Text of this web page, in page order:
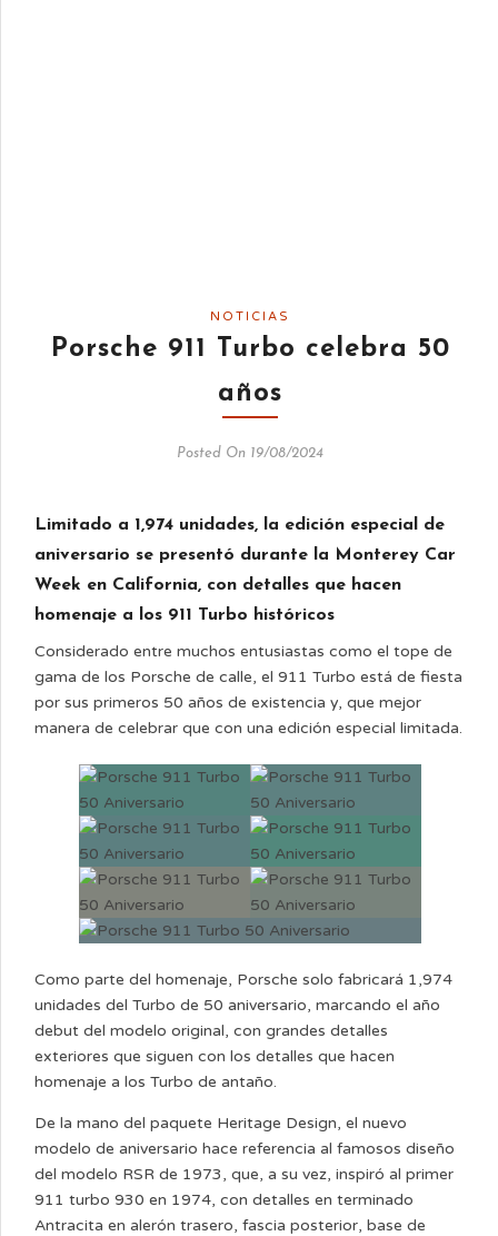
NOTICIAS
Porsche 911 Turbo celebra 50
años
Posted On 19/08/2024
Limitado a 1,974 unidades, la edición especial de
aniversario se presentó durante la Monterey Car
Week en California, con detalles que hacen
homenaje a los 911 Turbo históricos
Considerado entre muchos entusiastas como el tope de
gama de los Porsche de calle, el 911 Turbo está de fiesta
por sus primeros 50 años de existencia y, que mejor
manera de celebrar que con una edición especial limitada.
Como parte del homenaje, Porsche solo fabricará 1,974
unidades del Turbo de 50 aniversario, marcando el año
debut del modelo original, con grandes detalles
exteriores que siguen con los detalles que hacen
homenaje a los Turbo de antaño.
De la mano del paquete Heritage Design, el nuevo
modelo de aniversario hace referencia al famosos diseño
del modelo RSR de 1973, que, a su vez, inspiró al primer
911 turbo 930 en 1974, con detalles en terminado
Antracita en alerón trasero, fascia posterior, base de